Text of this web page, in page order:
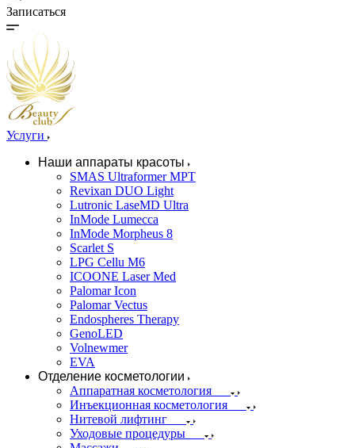
Записаться
Услуги
Наши аппараты красоты
SMAS Ultraformer MPT
Revixan DUO Light
Lutronic LaseMD Ultra
InMode Lumecca
InMode Morpheus 8
Scarlet S
LPG Cellu M6
ICOONE Laser Med
Palomar Icon
Palomar Vectus
Endospheres Therapy
GenoLED
Volnewmer
EVA
Отделение косметологии
Аппаратная косметология
Инъекционная косметология
Нитевой лифтинг
Уходовые процедуры